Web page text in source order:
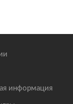
информация